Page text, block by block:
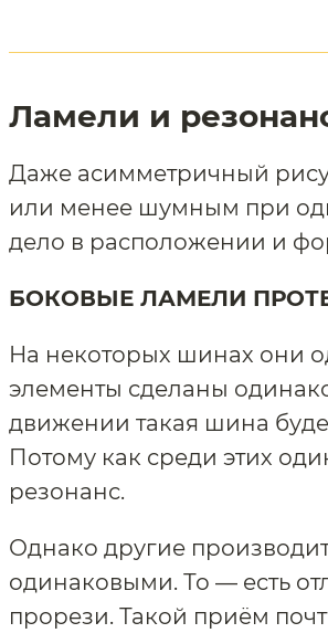
Ламели и
Даже асимметричный
или менее шумным при
дело в расположении и
БОКОВЫЕ ЛАМЕЛИ
На некоторых шинах они
элементы сделаны
движении такая шина
Потому как среди этих
резонанс.
Однако другие
одинаковыми. То — есть
прорези. Такой приём